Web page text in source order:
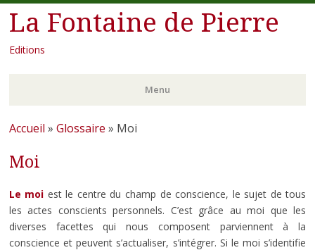
La Fontaine de Pierre
Editions
Menu
Aller
contenu
Accueil » Glossaire » Moi
Moi
Le moi est le centre du champ de conscience, le sujet de tous
les actes conscients personnels. C’est grâce au moi que les
diverses facettes qui nous composent parviennent à la
conscience et peuvent s’actualiser, s’intégrer. Si le moi s’identifie